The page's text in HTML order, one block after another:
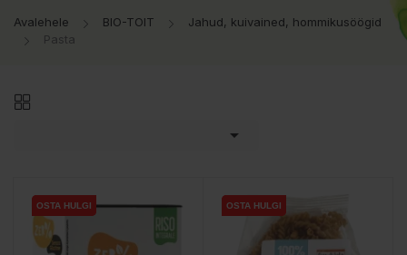
Avalehele BIO-TOIT
Jahud, kuivained, hommikusöögid
Pasta

OSTA HULGI
OSTA HULGI OSTA HULGI
OSTA HULGI